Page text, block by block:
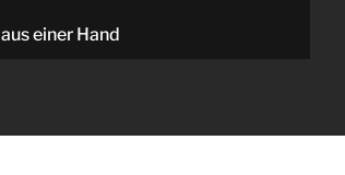
einer Hand